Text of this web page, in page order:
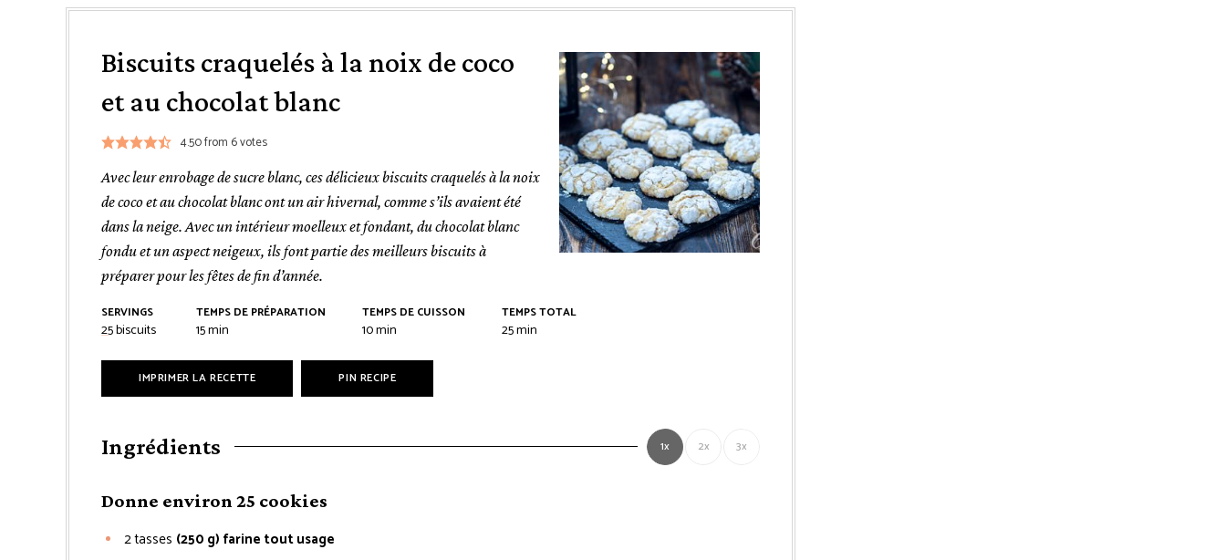
Biscuits craquelés à la noix de coco
et au chocolat blanc
4.50from 6votes
Avec leur enrobage de sucre blanc, ces délicieux biscuits craquelés à la noix
de coco et au chocolat blanc ont un air hivernal, comme s’ils avaient été
dans la neige. Avec un intérieur moelleux et fondant, du chocolat blanc
fondu et un aspect neigeux, ils font partie des meilleurs biscuits à
préparer pour les fêtes de fin d’année.
SERVINGS
25biscuits
TEMPS DE PRÉPARATION
15minutes
min
TEMPS DE CUISSON
10minutes
min
TEMPS TOTAL
25minutes
min
IMPRIMER LA RECETTE PIN RECIPE
Ingrédients 1x 2x 3x
Donne environ 25 cookies
2tasses (250 g) farine tout usage